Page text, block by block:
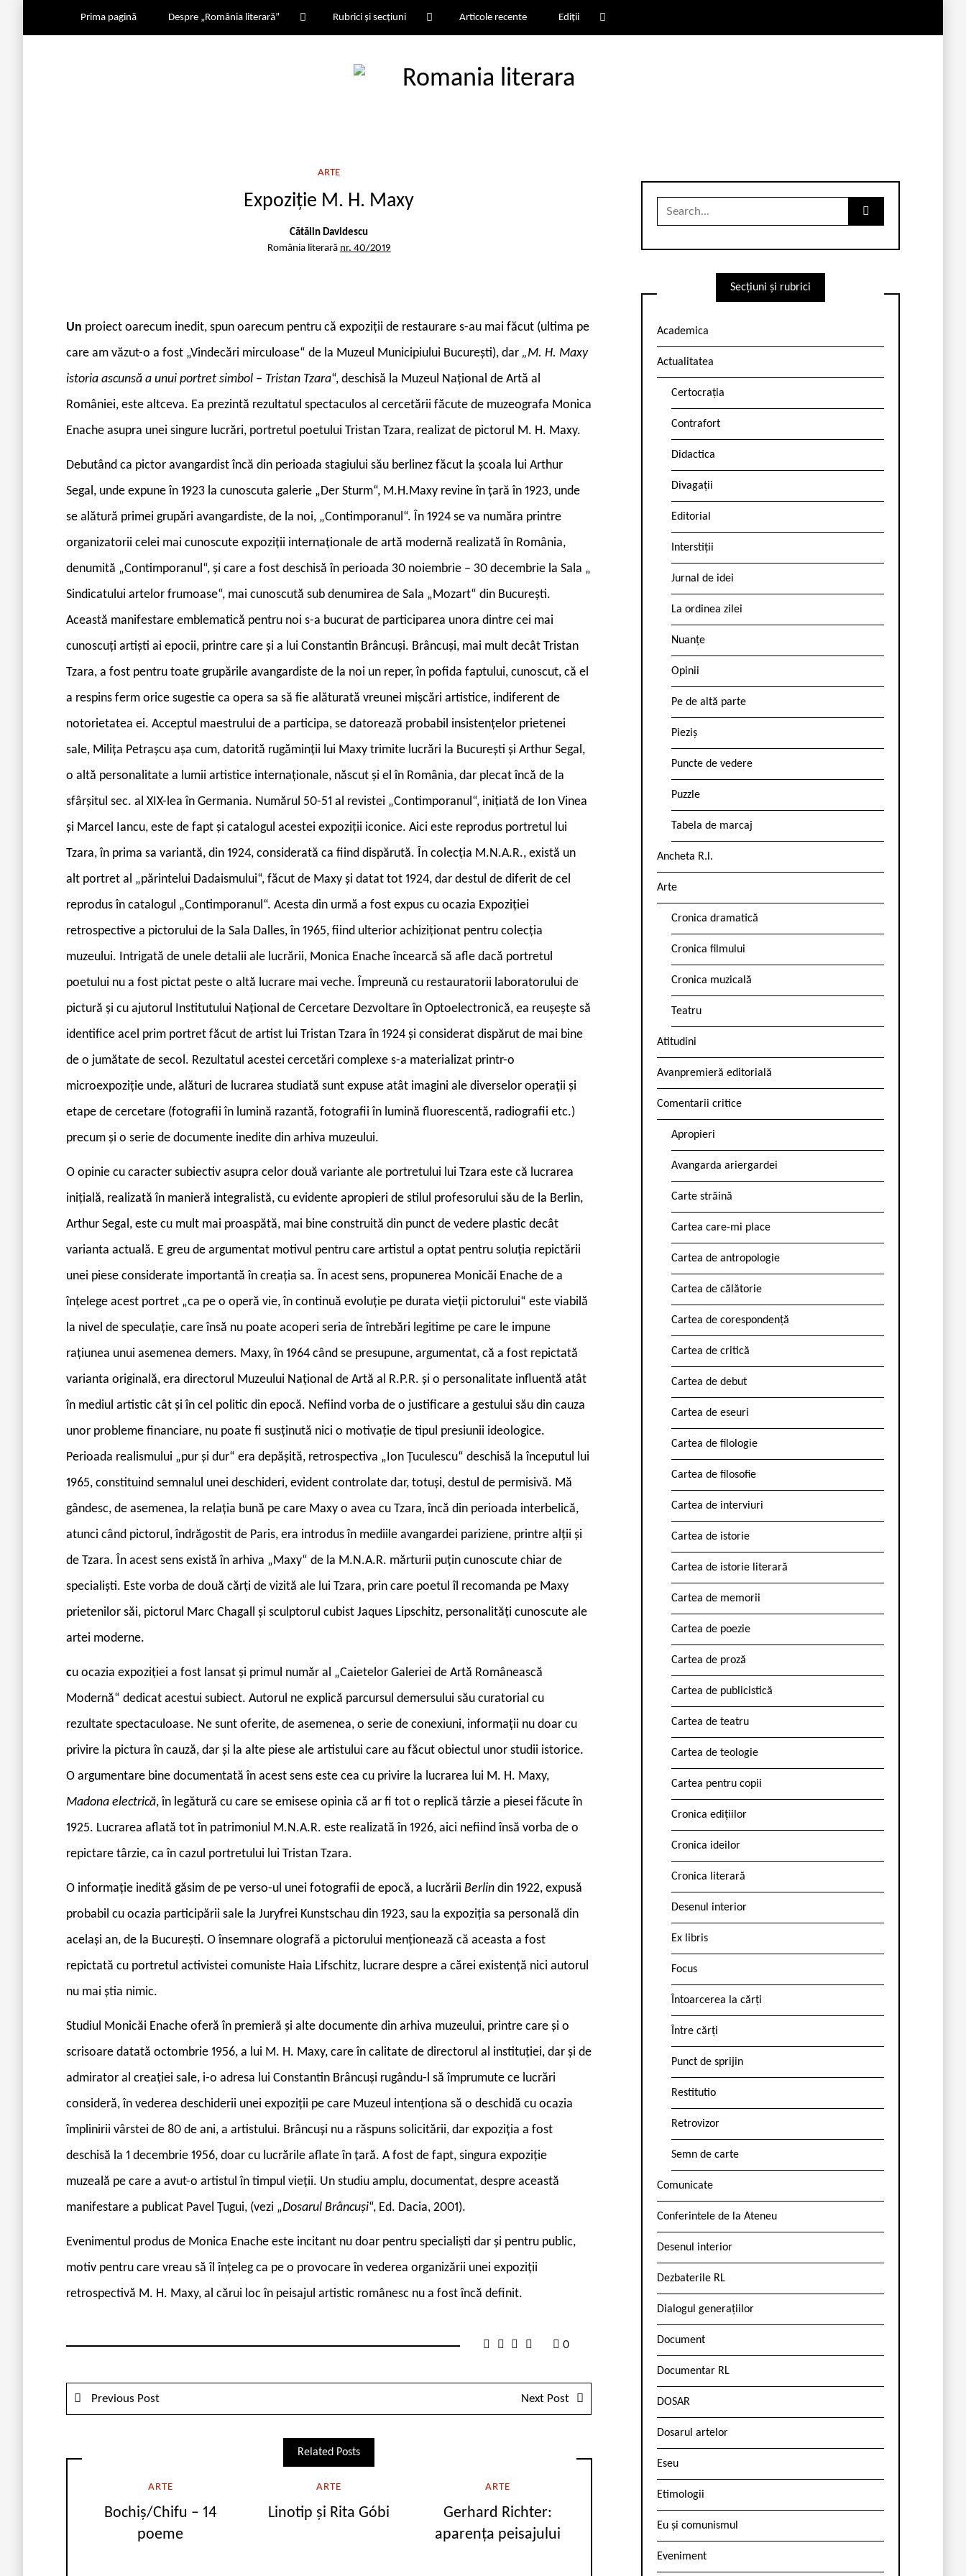
Prima pagină Despre „România literară” Rubrici și secțiuni Articole recente Ediții
ARTE
Expoziție M. H. Maxy
Cătălin Davidescu
România literară nr. 40/2019
Un proiect oarecum inedit, spun oarecum pentru că expoziții de restaurare s-au mai făcut (ultima pe
care am văzut-o a fost „Vindecări mirculoase“ de la Muzeul Municipiului București), dar „M. H. Maxy
istoria ascunsă a unui portret simbol – Tristan Tzara“, deschisă la Muzeul Național de Artă al
României, este altceva. Ea prezintă rezultatul spectaculos al cercetării făcute de muzeografa Monica
Enache asupra unei singure lucrări, portretul poetului Tristan Tzara, realizat de pictorul M. H. Maxy.
Debutând ca pictor avangardist încă din perioada stagiului său berlinez făcut la școala lui Arthur
Segal, unde expune în 1923 la cunoscuta galerie „Der Sturm“, M.H.Maxy revine în țară în 1923, unde
se alătură primei grupări avangardiste, de la noi, „Contimporanul“. În 1924 se va număra printre
organizatorii celei mai cunoscute expoziții internaționale de artă modernă realizată în România,
denumită „Contimporanul“, și care a fost deschisă în perioada 30 noiembrie – 30 decembrie la Sala „
Sindicatului artelor frumoase“, mai cunoscută sub denumirea de Sala „Mozart“ din București.
Această manifestare emblematică pentru noi s-a bucurat de participarea unora dintre cei mai
cunoscuți artiști ai epocii, printre care și a lui Constantin Brâncuși. Brâncuși, mai mult decât Tristan
Tzara, a fost pentru toate grupările avangardiste de la noi un reper, în pofida faptului, cunoscut, că el
a respins ferm orice sugestie ca opera sa să fie alăturată vreunei mișcări artistice, indiferent de
notorietatea ei. Acceptul maestrului de a participa, se datorează probabil insistențelor prietenei
sale, Milița Petrașcu așa cum, datorită rugăminții lui Maxy trimite lucrări la București și Arthur Segal,
o altă personalitate a lumii artistice internaționale, născut și el în România, dar plecat încă de la
sfârșitul sec. al XIX-lea în Germania. Numărul 50-51 al revistei „Contimporanul“, inițiată de Ion Vinea
și Marcel Iancu, este de fapt și catalogul acestei expoziții iconice. Aici este reprodus portretul lui
Tzara, în prima sa variantă, din 1924, considerată ca fiind dispărută. În colecția M.N.A.R., există un
alt portret al „părintelui Dadaismului“, făcut de Maxy și datat tot 1924, dar destul de diferit de cel
reprodus în catalogul „Contimporanul“. Acesta din urmă a fost expus cu ocazia Expoziției
retrospective a pictorului de la Sala Dalles, în 1965, fiind ulterior achiziționat pentru colecția
muzeului. Intrigată de unele detalii ale lucrării, Monica Enache încearcă să afle dacă portretul
poetului nu a fost pictat peste o altă lucrare mai veche. Împreună cu restauratorii laboratorului de
pictură și cu ajutorul Institutului Național de Cercetare Dezvoltare în Optoelectronică, ea reușește să
identifice acel prim portret făcut de artist lui Tristan Tzara în 1924 și considerat dispărut de mai bine
de o jumătate de secol. Rezultatul acestei cercetări complexe s-a materializat printr-o
microexpoziție unde, alături de lucrarea studiată sunt expuse atât imagini ale diverselor operații și
etape de cercetare (fotografii în lumină razantă, fotografii în lumină fluorescentă, radiografii etc.)
precum și o serie de documente inedite din arhiva muzeului.
O opinie cu caracter subiectiv asupra celor două variante ale portretului lui Tzara este că lucrarea
inițială, realizată în manieră integralistă, cu evidente apropieri de stilul profesorului său de la Berlin,
Arthur Segal, este cu mult mai proaspătă, mai bine construită din punct de vedere plastic decât
varianta actuală. E greu de argumentat motivul pentru care artistul a optat pentru soluția repictării
unei piese considerate importantă în creația sa. În acest sens, propunerea Monicăi Enache de a
înțelege acest portret „ca pe o operă vie, în continuă evoluție pe durata vieții pictorului“ este viabilă
la nivel de speculație, care însă nu poate acoperi seria de întrebări legitime pe care le impune
rațiunea unui asemenea demers. Maxy, în 1964 când se presupune, argumentat, că a fost repictată
varianta originală, era directorul Muzeului Național de Artă al R.P.R. și o personalitate influentă atât
în mediul artistic cât și în cel politic din epocă. Nefiind vorba de o justificare a gestului său din cauza
unor probleme financiare, nu poate fi susținută nici o motivație de tipul presiunii ideologice.
Perioada realismului „pur și dur“ era depășită, retrospectiva „Ion Țuculescu“ deschisă la începutul lui
1965, constituind semnalul unei deschideri, evident controlate dar, totuși, destul de permisivă. Mă
gândesc, de asemenea, la relația bună pe care Maxy o avea cu Tzara, încă din perioada interbelică,
atunci când pictorul, îndrăgostit de Paris, era introdus în mediile avangardei pariziene, printre alții și
de Tzara. În acest sens există în arhiva „Maxy“ de la M.N.A.R. mărturii puțin cunoscute chiar de
specialiști. Este vorba de două cărți de vizită ale lui Tzara, prin care poetul îl recomanda pe Maxy
prietenilor săi, pictorul Marc Chagall și sculptorul cubist Jaques Lipschitz, personalități cunoscute ale
artei moderne.
cu ocazia expoziției a fost lansat și primul număr al „Caietelor Galeriei de Artă Românească
Modernă“ dedicat acestui subiect. Autorul ne explică parcursul demersului său curatorial cu
rezultate spectaculoase. Ne sunt oferite, de asemenea, o serie de conexiuni, informații nu doar cu
privire la pictura în cauză, dar și la alte piese ale artistului care au făcut obiectul unor studii istorice.
O argumentare bine documentată în acest sens este cea cu privire la lucrarea lui M. H. Maxy,
Madona electrică, în legătură cu care se emisese opinia că ar fi tot o replică târzie a piesei făcute în
1925. Lucrarea aflată tot în patrimoniul M.N.A.R. este realizată în 1926, aici nefiind însă vorba de o
repictare târzie, ca în cazul portretului lui Tristan Tzara.
O informație inedită găsim de pe verso-ul unei fotografii de epocă, a lucrării Berlin din 1922, expusă
probabil cu ocazia participării sale la Juryfrei Kunstschau din 1923, sau la expoziția sa personală din
același an, de la București. O însemnare olografă a pictorului menționează că aceasta a fost
repictată cu portretul activistei comuniste Haia Lifschitz, lucrare despre a cărei existență nici autorul
nu mai știa nimic.
Studiul Monicăi Enache oferă în premieră și alte documente din arhiva muzeului, printre care și o
scrisoare datată octombrie 1956, a lui M. H. Maxy, care în calitate de directorul al instituției, dar și de
admirator al creației sale, i-o adresa lui Constantin Brâncuși rugându-l să împrumute ce lucrări
consideră, în vederea deschiderii unei expoziții pe care Muzeul intenționa să o deschidă cu ocazia
împlinirii vârstei de 80 de ani, a artistului. Brâncuși nu a răspuns solicitării, dar expoziția a fost
deschisă la 1 decembrie 1956, doar cu lucrările aflate în țară. A fost de fapt, singura expoziție
muzeală pe care a avut-o artistul în timpul vieții. Un studiu amplu, documentat, despre această
manifestare a publicat Pavel Țugui, (vezi „Dosarul Brâncuși“, Ed. Dacia, 2001).
Evenimentul produs de Monica Enache este incitant nu doar pentru specialiști dar și pentru public,
motiv pentru care vreau să îl înțeleg ca pe o provocare în vederea organizării unei expoziții
retrospectivă M. H. Maxy, al cărui loc în peisajul artistic românesc nu a fost încă definit.
0
Previous Post Next Post
Related Posts
ARTE
Bochiș/Chifu – 14
poeme
ARTE
Linotip și Rita Góbi
ARTE
Gerhard Richter:
aparența peisajului
Secțiuni și rubrici
Academica
Actualitatea
Certocrația
Contrafort
Didactica
Divagații
Editorial
Interstiții
Jurnal de idei
La ordinea zilei
Nuanțe
Opinii
Pe de altă parte
Pieziș
Puncte de vedere
Puzzle
Tabela de marcaj
Ancheta R.l.
Arte
Cronica dramatică
Cronica filmului
Cronica muzicală
Teatru
Atitudini
Avanpremieră editorială
Comentarii critice
Apropieri
Avangarda ariergardei
Carte străină
Cartea care-mi place
Cartea de antropologie
Cartea de călătorie
Cartea de corespondență
Cartea de critică
Cartea de debut
Cartea de eseuri
Cartea de filologie
Cartea de filosofie
Cartea de interviuri
Cartea de istorie
Cartea de istorie literară
Cartea de memorii
Cartea de poezie
Cartea de proză
Cartea de publicistică
Cartea de teatru
Cartea de teologie
Cartea pentru copii
Cronica edițiilor
Cronica ideilor
Cronica literară
Desenul interior
Ex libris
Focus
Întoarcerea la cărți
Între cărți
Punct de sprijin
Restitutio
Retrovizor
Semn de carte
Comunicate
Conferintele de la Ateneu
Desenul interior
Dezbaterile RL
Dialogul generațiilor
Document
Documentar RL
DOSAR
Dosarul artelor
Eseu
Etimologii
Eu și comunismul
Eveniment